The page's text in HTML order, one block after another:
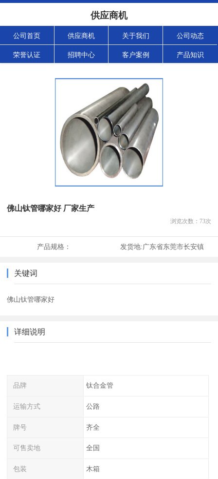
供应商机
公司首页 供应商机 关于我们 公司动态
荣誉认证 招聘中心 客户案例 产品知识
佛山钛管哪家好 厂家生产
浏览次数： 73次
产品规格： 发货地:广东省东莞市长安镇
关键词
佛山钛管哪家好
详细说明
品牌 钛合金管
运输方式 公路
牌号 齐全
可售卖地 全国
包装 木箱